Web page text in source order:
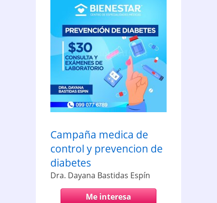
Campaña medica de
control y prevencion de
diabetes
Dra. Dayana Bastidas Espín
Me interesa